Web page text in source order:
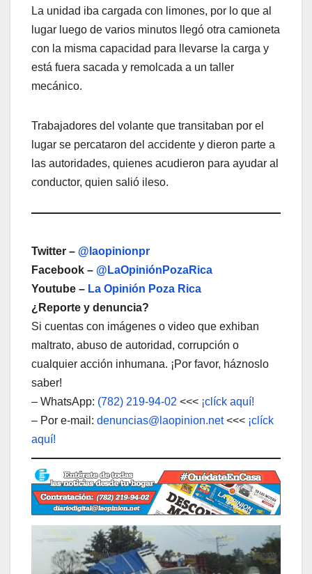
La unidad iba cargada con limones, por lo que al
lugar luego de varios minutos llegó otra camioneta
con la misma capacidad para llevarse la carga y
está fuera sacada y remolcada a un taller
mecánico.
Trabajadores del volante que transitaban por el
lugar se percataron del accidente y dieron parte a
las autoridades, quienes acudieron para ayudar al
conductor, quien salió ileso.
Twitter – @laopinionpr
Facebook – @LaOpiniónPozaRica
Youtube – La Opinión Poza Rica
¿Reporte y denuncia?
Si cuentas con imágenes o video que exhiban
maltrato, abuso de autoridad, corrupción o
cualquier acción inhumana. ¡Por favor, háznoslo
saber!
– WhatsApp: (782) 219-94-02 <<< ¡clíck aquí!
– Por e-mail: denuncias@laopinion.net<<< ¡clíck
aquí!